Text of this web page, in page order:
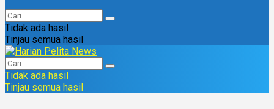
Tidak ada hasil
Tinjau semua hasil
Tidak ada hasil
Tinjau semua hasil